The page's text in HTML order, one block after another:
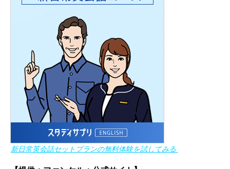
新日常英会話セットプランの無料体験を試してみる